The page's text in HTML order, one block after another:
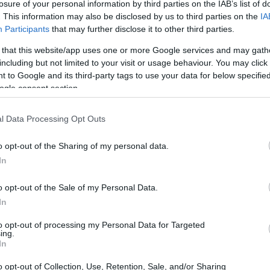
of your personal information by third parties on the IAB’s list of
This information may also be disclosed by us to third parties on the
Participants that may further disclose it to other third parties.
that this website/app uses one or more Google services and may
but not limited to your visit or usage behaviour. You may
to Google and its third-party tags to use your data for below
consent section.
Data Processing Opt Outs
opt-out of the Sharing of my personal data.
opt-out of the Sale of my Personal Data.
opt-out of processing my Personal Data for Targeted
opt-out of Collection, Use, Retention, Sale, and/or Sharing
Este fenómeno financiero ha capturado la atención
Imagina un sistema que te permite enviar dinero a
sin intermediarios, y con un nivel de
ciencia ficción. Todo esto es posible gracias a la
dónde empezar, no te preocupes, aquí te
te daremos algunas herramientas útiles para que te
creada en 2009 por un individuo (o grupo) que usó
de las monedas tradicionales, no está respaldada
utiliza una tecnología llamada blockchain, que es
todas las transacciones de forma segura y
esto? Porque elimina la necesidad de confiar en un